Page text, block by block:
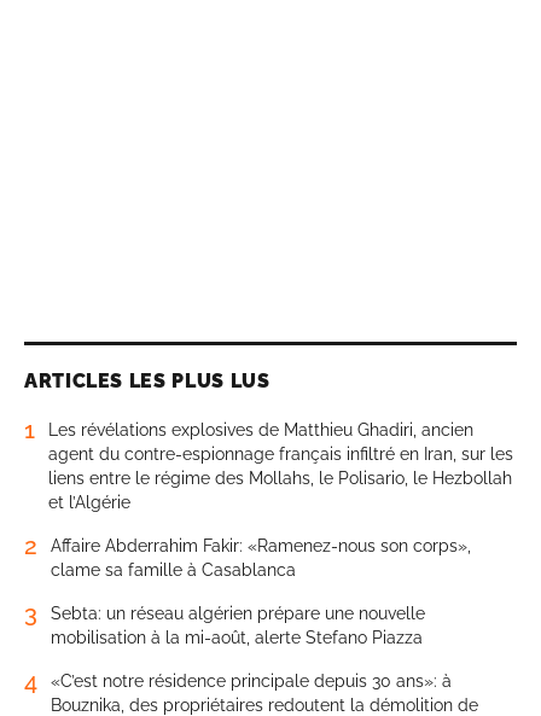
ARTICLES LES PLUS LUS
1
Les révélations explosives de Matthieu Ghadiri, ancien
agent du contre-espionnage français infiltré en Iran, sur les
liens entre le régime des Mollahs, le Polisario, le Hezbollah
et l’Algérie
2
Affaire Abderrahim Fakir: «Ramenez-nous son corps»,
clame sa famille à Casablanca
3
Sebta: un réseau algérien prépare une nouvelle
mobilisation à la mi-août, alerte Stefano Piazza
4
«C’est notre résidence principale depuis 30 ans»: à
Bouznika, des propriétaires redoutent la démolition de